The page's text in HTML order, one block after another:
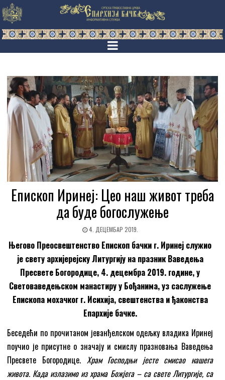
Епископ Иринеј: Цео наш живот треба
да буде богослужење
4. ДЕЦЕМБАР 2019.
Његово Преосвештенство Епископ бачки г. Иринеј служио
је свету архијерејску Литургију на празник Ваведења
Пресвете Богородице, 4. децембра 2019. године, у
Световаведењском манастиру у Бођанима, уз саслужење
Епископа мохачког г. Исихија, свештенства и ђаконства
Епархије бачке.
Беседећи по прочитаном јеванђелском одељку владика Иринеј
поучио је присутне о значају и смислу празновања Ваведења
Пресвете Богородице. Храм Господњи јесте смисао нашега
живота. Када излазимо из храма Божјега – са свете Литургије, са